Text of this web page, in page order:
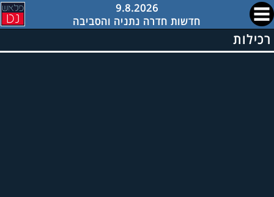
9.8.2026
חדשות חדרה נתניה והסביבה
רכילות